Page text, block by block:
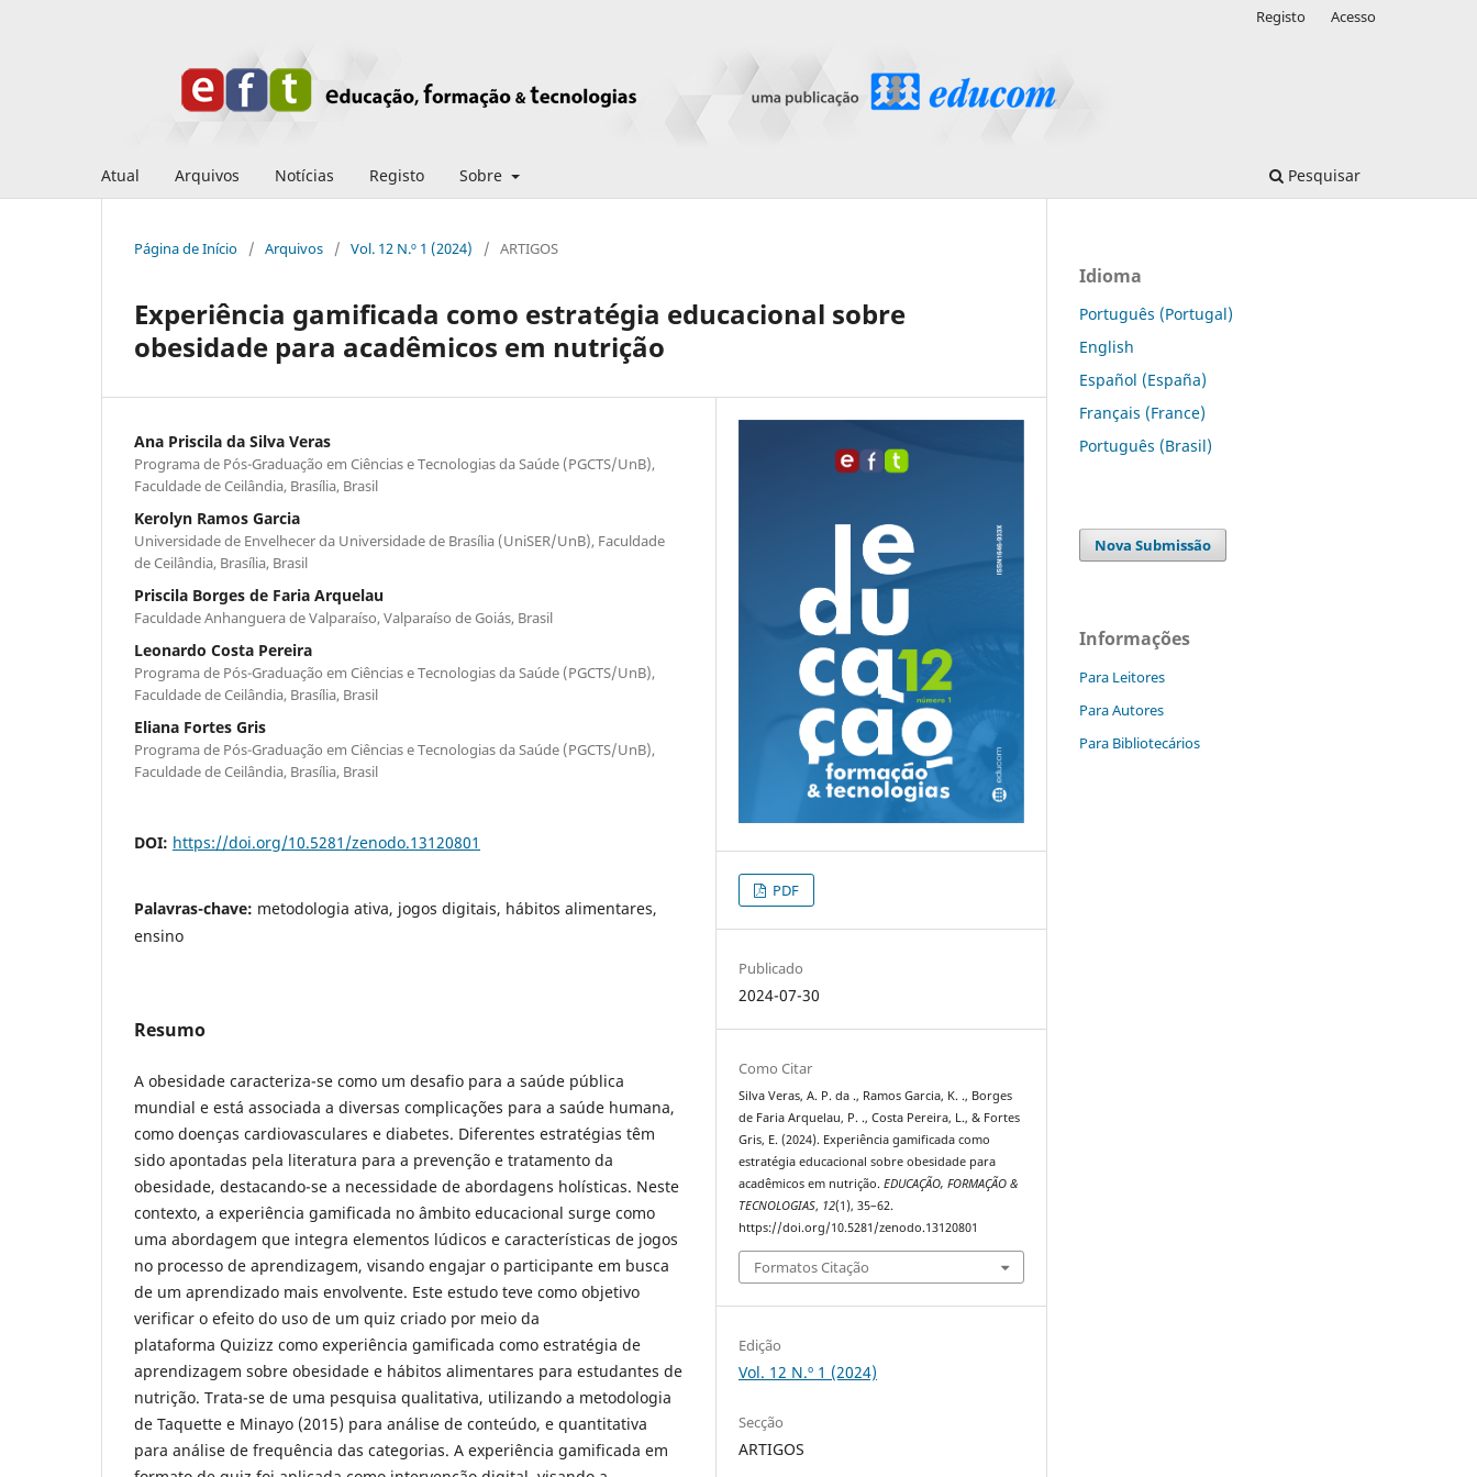
Atual Arquivos Notícias Registo Sobre Pesquisar
Registo Acesso
Página de Início / Arquivos / Vol. 12 N.º 1 (2024) / ARTIGOS
Experiência gamificada como estratégia educacional sobre
obesidade para acadêmicos em nutrição
Ana Priscila da Silva Veras
Programa de Pós-Graduação em Ciências e Tecnologias da Saúde (PGCTS/UnB),
Faculdade de Ceilândia, Brasília, Brasil
Kerolyn Ramos Garcia
Universidade de Envelhecer da Universidade de Brasília (UniSER/UnB), Faculdade
de Ceilândia, Brasília, Brasil
Priscila Borges de Faria Arquelau
Faculdade Anhanguera de Valparaíso, Valparaíso de Goiás, Brasil
Leonardo Costa Pereira
Programa de Pós-Graduação em Ciências e Tecnologias da Saúde (PGCTS/UnB),
Faculdade de Ceilândia, Brasília, Brasil
Eliana Fortes Gris
Programa de Pós-Graduação em Ciências e Tecnologias da Saúde (PGCTS/UnB),
Faculdade de Ceilândia, Brasília, Brasil
DOI: https://doi.org/10.5281/zenodo.13120801
Palavras-chave: metodologia ativa, jogos digitais, hábitos alimentares,
ensino
Resumo
A obesidade caracteriza-se como um desafio para a saúde pública
mundial e está associada a diversas complicações para a saúde humana,
como doenças cardiovasculares e diabetes. Diferentes estratégias têm
sido apontadas pela literatura para a prevenção e tratamento da
obesidade, destacando-se a necessidade de abordagens holísticas. Neste
contexto, a experiência gamificada no âmbito educacional surge como
uma abordagem que integra elementos lúdicos e características de jogos
no processo de aprendizagem, visando engajar o participante em busca
de um aprendizado mais envolvente. Este estudo teve como objetivo
verificar o efeito do uso de um quiz criado por meio da
plataforma Quizizz como experiência gamificada como estratégia de
aprendizagem sobre obesidade e hábitos alimentares para estudantes de
nutrição. Trata-se de uma pesquisa qualitativa, utilizando a metodologia
de Taquette e Minayo (2015) para análise de conteúdo, e quantitativa
para análise de frequência das categorias. A experiência gamificada em
PDF
Publicado
2024-07-30
Como Citar
Silva Veras, A. P. da ., Ramos Garcia, K. ., Borges
de Faria Arquelau, P. ., Costa Pereira, L., & Fortes
Gris, E. (2024). Experiência gamificada como
estratégia educacional sobre obesidade para
acadêmicos em nutrição.EDUCAÇÃO, FORMAÇÃO &
TECNOLOGIAS, 12(1), 35–62.
https://doi.org/10.5281/zenodo.13120801
Formatos Citação
Edição
Vol. 12 N.º 1 (2024)
Secção
ARTIGOS
Idioma
Português (Portugal)
English
Español (España)
Français (France)
Português (Brasil)
Nova Submissão
Informações
Para Leitores
Para Autores
Para Bibliotecários